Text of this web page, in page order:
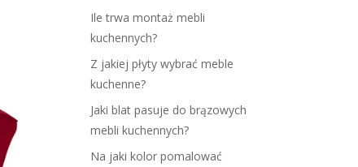
Ile trwa montaż mebli
kuchennych?
Z jakiej płyty wybrać meble
kuchenne?
Jaki blat pasuje do brązowych
mebli kuchennych?
Na jaki kolor pomalować